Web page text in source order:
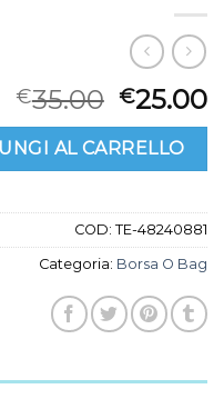
€35.00 €25.00
AL CARRELLO
COD: TE-48240881
Categoria: Borsa O Bag